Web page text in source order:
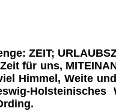
ZEIT;
Zeit für uns,
Himmel, Weite
Holsteinisches